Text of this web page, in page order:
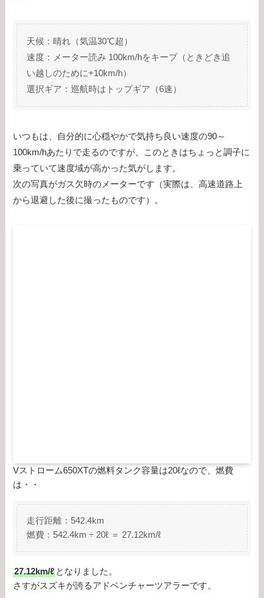
天候：晴れ（気温30℃超）
速度：メーター読み 100km/hをキープ（ときどき追
い越しのために+10km/h）
選択ギア：巡航時はトップギア（6速）
いつもは、自分的に心穏やかで気持ち良い速度の90～
100km/hあたりで走るのですが、このときはちょっと調子に
乗っていて速度域が高かった気がします。
次の写真がガス欠時のメーターです（実際は、高速道路上
から退避した後に撮ったものです）。
Vストローム650XTの燃料タンク容量は20ℓなので、燃費
は・・
走行距離：542.4km
燃費：542.4km ÷ 20ℓ ＝ 27.12km/ℓ
27.12km/ℓ となりました。
さすがスズキが誇るアドベンチャーツアラーです。